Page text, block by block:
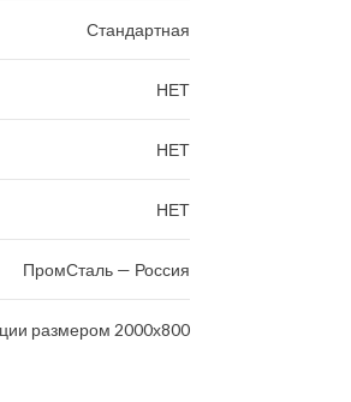
Стандартная
НЕТ
НЕТ
НЕТ
ПромСталь — Россия
размером 2000х800